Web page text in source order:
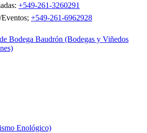
+549-261-3260291
+549-261-6962928
Enológico)